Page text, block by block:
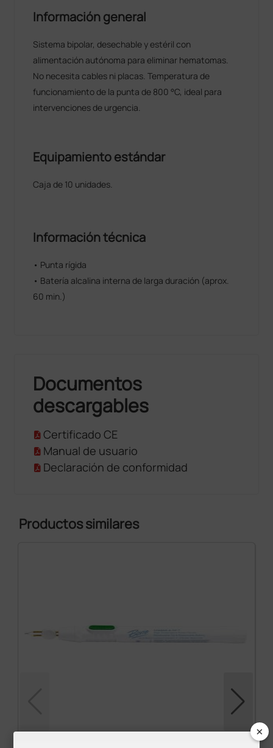
Información general
Sistema bipolar, desechable y estéril con
alimentación autónoma para eliminar hematomas.
No necesita cables ni placas. Temperatura de
funcionamiento de la punta de 800 °C, ideal para
intervenciones de urgencia.
Equipamiento estándar
Caja de 10 unidades.
Información técnica
• Punta rígida
• Batería alcalina interna de larga duración (aprox.
60 min.)
Documentos
descargables
Certificado CE
Manual de usuario
Declaración de conformidad
Productos similares
×